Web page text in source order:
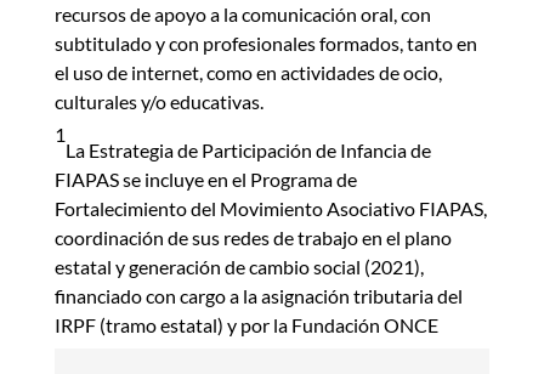
recursos de apoyo a la comunicación oral, con
subtitulado y con profesionales formados, tanto en
el uso de internet, como en actividades de ocio,
culturales y/o educativas.
1
La Estrategia de Participación de Infancia de
FIAPAS se incluye en el Programa de
Fortalecimiento del Movimiento Asociativo FIAPAS,
coordinación de sus redes de trabajo en el plano
estatal y generación de cambio social (2021),
financiado con cargo a la asignación tributaria del
IRPF (tramo estatal) y por la Fundación ONCE